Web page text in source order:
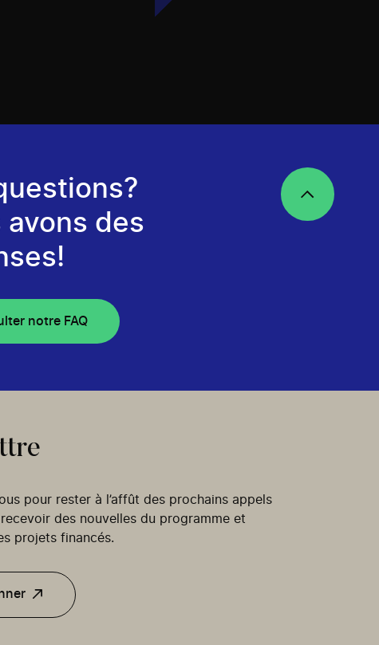
avons des
notre FAQ
pour rester à l’affût des prochains appels
des nouvelles du programme et
projets financés.